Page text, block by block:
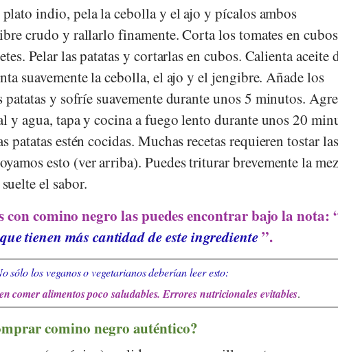
plato indio, pela la cebolla y el ajo y pícalos ambos
crudo y rallarlo finamente. Corta los tomates en
Pelar las patatas y cortarlas en cubos. Calienta aceite
suavemente la cebolla, el ajo y el jengibre. Añade los
y sofríe suavemente durante unos 5 minutos.
y agua, tapa y cocina a fuego lento durante unos 20
patatas estén cocidas. Muchas recetas requieren tostar las
esto (ver arriba). Puedes triturar brevemente la
el sabor.
con comino negro las puedes encontrar bajo la nota:
tienen más cantidad de este ingrediente”.
sólo los veganos o vegetarianos deberían leer esto:
comer alimentos poco saludables. Errores nutricionales evitables.
comino negro auténtico?